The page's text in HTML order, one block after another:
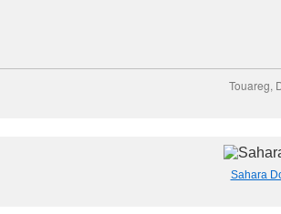
Touareg,
Sahara